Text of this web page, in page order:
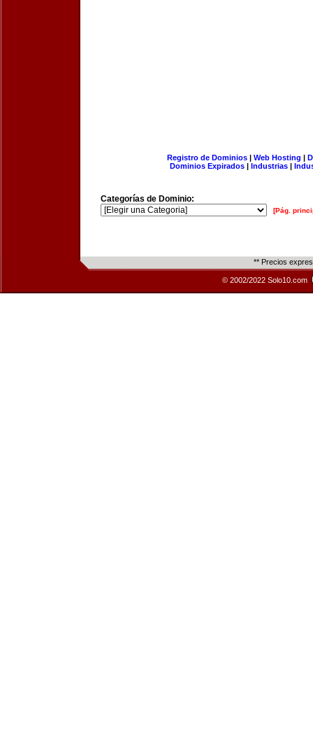
Registro de Dominios| Web Hosting |
Dominios Expirados | Industrias |
Categorías de Dominio:
[Pág.
** Precios
© 2002/2022 Solo10.com